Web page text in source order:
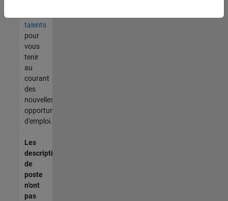
talents
pour
vous
tenir
au
courant
des
nouvelles
opportunités
d'emploi.
Les
descriptions
de
poste
n’ont
pas